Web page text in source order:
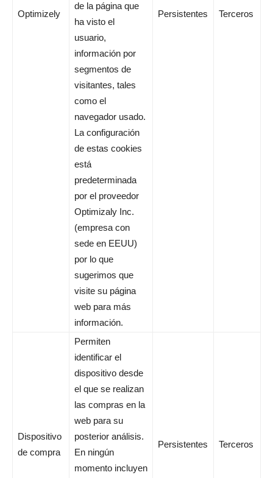
Optimizely
de la página que
ha visto el
usuario,
información por
segmentos de
visitantes, tales
como el
navegador usado.
La configuración
de estas cookies
está
predeterminada
por el proveedor
Optimizaly Inc.
(empresa con
sede en EEUU)
por lo que
sugerimos que
visite su página
web para más
información.
Persistentes Terceros
Dispositivo
de compra
Permiten
identificar el
dispositivo desde
el que se realizan
las compras en la
web para su
posterior análisis.
En ningún
momento incluyen
Persistentes Terceros